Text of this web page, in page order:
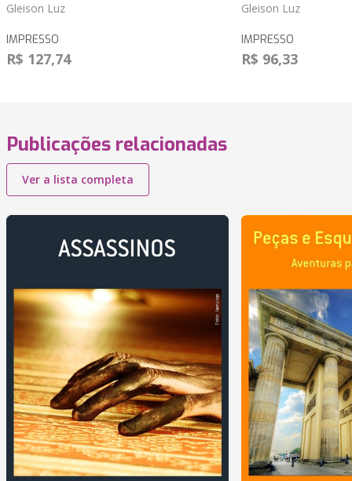
Gleison Luz
IMPRESSO
R$ 127,74
Gleison Luz
IMPRESSO
R$ 96,33
Publicações relacionadas
Ver a lista completa